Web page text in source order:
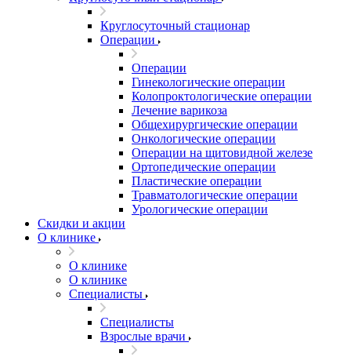
Круглосуточный стационар
Операции
Операции
Гинекологические операции
Колопроктологические операции
Лечение варикоза
Общехирургические операции
Онкологические операции
Операции на щитовидной железе
Ортопедические операции
Пластические операции
Травматологические операции
Урологические операции
Скидки и акции
О клинике
О клинике
О клинике
Специалисты
Специалисты
Взрослые врачи